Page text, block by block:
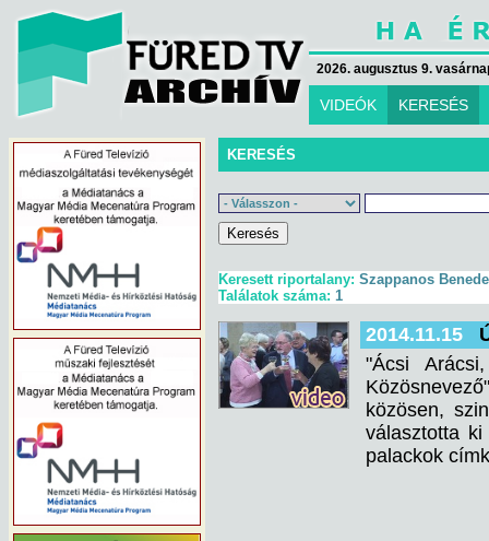
2026. augusztus 9.
VIDEÓK KERESÉS
KERESÉS
Keresett riportalany: Szappanos
Találatok száma: 1
2014.11.15
"Ácsi
közösen,
választotta
palackok